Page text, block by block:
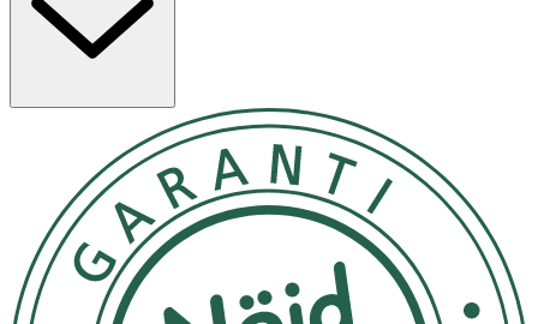
Användning
- Kan användas med eller utan innerventil. När barnet
blivit större och inte har några problem vid matningen
tar man enkelt bort ventilen och flaskan fungerar då som
en vanlig nappflaska.
- Utsätt ej för direkt solljus, starka dofter och kemikalier.
- Förvara i rumstemperatur, rent, kallt och torrt.